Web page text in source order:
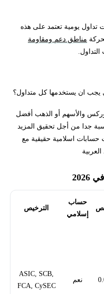
تداول يومية تعتمد على هذه
مناطق دعم ومقاومة
يجب ان يستخدمها كل متداول؟
والأسهم أو الذهب أفضل
جدا من أجل تحقيق المزيد
حسابات اسلامية حقيقية مع
حساب
إسلامي
الترخيص
نعم
ASIC, SCB,
FCA, CySEC